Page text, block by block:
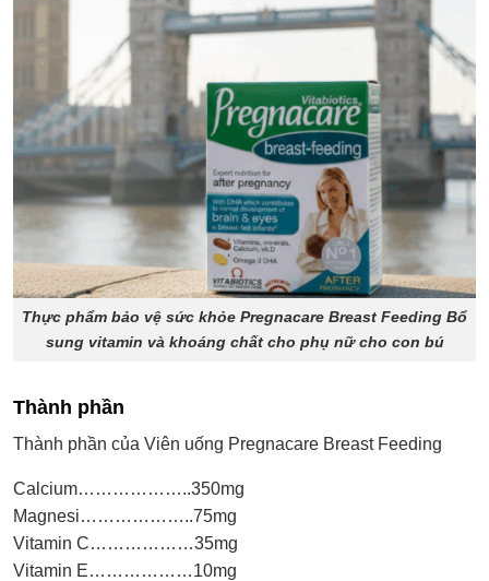
Thực phẩm bảo vệ sức khỏe Pregnacare Breast Feeding Bổ
sung vitamin và khoáng chất cho phụ nữ cho con bú
Thành phần
Thành phần của Viên uống Pregnacare Breast Feeding
Calcium………………..350mg
Magnesi………………..75mg
Vitamin C………………35mg
Vitamin E………………10mg